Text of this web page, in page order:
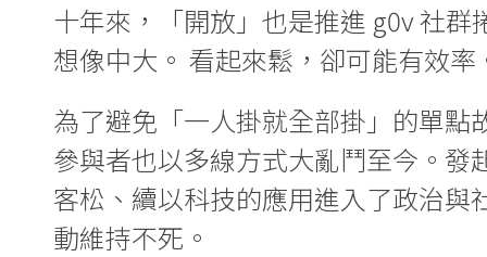
十年來，「開放」也是推進 g0v 社
想像中大。 看起來鬆，卻可能有效率
為了避免「一人掛就全部掛」的單
參與者也以多線方式大亂鬥至今。
客松、續以科技的應用進入了政治
動維持不死。